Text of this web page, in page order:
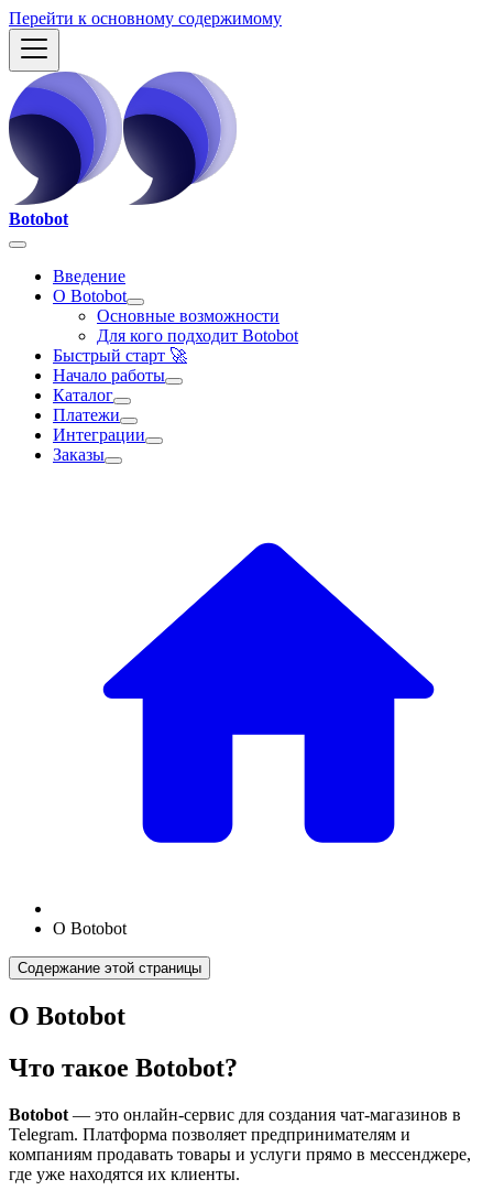
Перейти к основному содержимому
Botobot
Введение
О Botobot
Основные возможности
Для кого подходит Botobot
Быстрый старт 🚀
Начало работы
Каталог
Платежи
Интеграции
Заказы
О Botobot
Содержание этой страницы
О Botobot
Что такое Botobot?
Botobot — это онлайн-сервис для создания чат-магазинов в
Telegram. Платформа позволяет предпринимателям и
компаниям продавать товары и услуги прямо в мессенджере,
где уже находятся их клиенты.